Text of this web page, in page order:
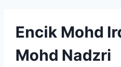
Encik Mohd
Mohd Nadzri